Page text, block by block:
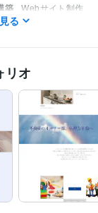
築 Webサイト制作
る
リオ